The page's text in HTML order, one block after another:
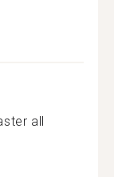
all